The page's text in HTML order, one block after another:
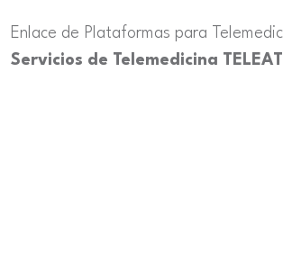
Enlace de Plataformas para
Servicios de Telemedicina